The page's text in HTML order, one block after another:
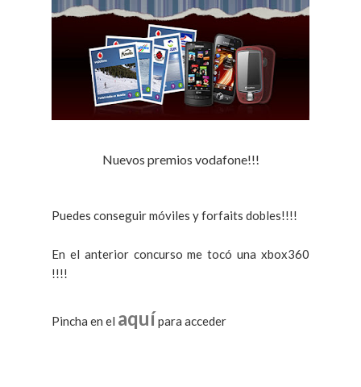
Nuevos premios vodafone!!!
Puedes conseguir móviles y forfaits dobles!!!!
En el anterior concurso me tocó una xbox360
!!!!
Pincha en el aquípara acceder